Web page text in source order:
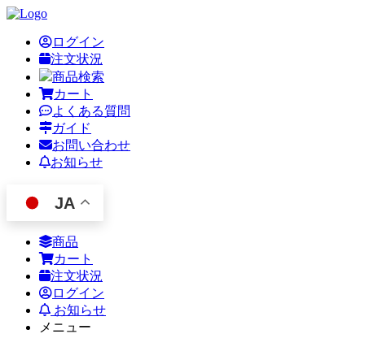
ログイン
注文状況
商品検索
カート
よくある質問
ガイド
お問い合わせ
お知らせ
JA
商品
カート
注文状況
ログイン
お知らせ
メニュー